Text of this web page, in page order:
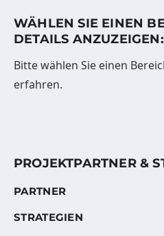
WÄHLEN SIE EINEN
DETAILS ANZUZEIGEN:
Bitte wählen Sie einen
erfahren.
PROJEKTPARTNER &
PARTNER
STRATEGIEN